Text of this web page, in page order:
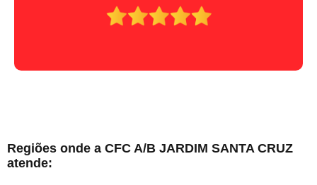
Regiões onde a CFC A/B JARDIM SANTA CRUZ
atende: